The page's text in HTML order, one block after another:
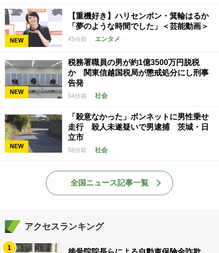
NEW
【重機好き】ハリセンボン・箕輪はるか
「夢のような時間でした」＜芸能動画＞
45分前 エンタメ
NEW
税務署職員の男が約1億3500万円脱税
か 関東信越国税局が懲戒処分にし刑事
告発
54分前 社会
NEW
「殺意なかった」ボンネットに男性乗せ
走行 殺人未遂疑いで男逮捕 茨城・日
立市
58分前 社会
全国ニュース記事一覧
アクセスランキング
1